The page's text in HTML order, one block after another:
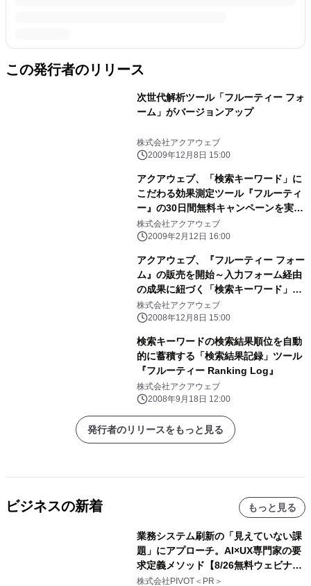
この発行者のリリース
次世代解析ツール「フルーティー フォ
ーム」がバージョンアップ
株式会社アクアウェブ
2009年12月8日 15:00
アクアウェブ、「検索キーワード」に
こだわる効果測定ツール『フルーティ
ー』の30日間無料キャンペーンを実
施！
株式会社アクアウェブ
2009年2月12日 16:00
アクアウェブ、『フルーティー フォー
ム』の販売を開始～入力フォーム経由
の成果に紐づく「検索キーワード」を
通知します～
株式会社アクアウェブ
2008年12月8日 15:00
検索キーワードの検索結果順位を自動
的に蓄積する「検索結果記録」ツール
『フルーティー Ranking Log』
株式会社アクアウェブ
2008年9月18日 12:00
発行者のリリースをもっと見る
ビジネスの新着 もっと見る
業務システム刷新の「見えていない課
題」にアプローチ。AI×UX専門家の要
求定義メソッド【8/26無料ウェビナ
ー】株式会社PIVOT
株式会社PIVOT＜PR＞